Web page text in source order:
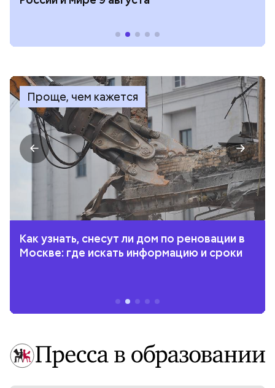
Проще, чем кажется
Как узнать, снесут ли дом по реновации в
Москве: где искать информацию и сроки